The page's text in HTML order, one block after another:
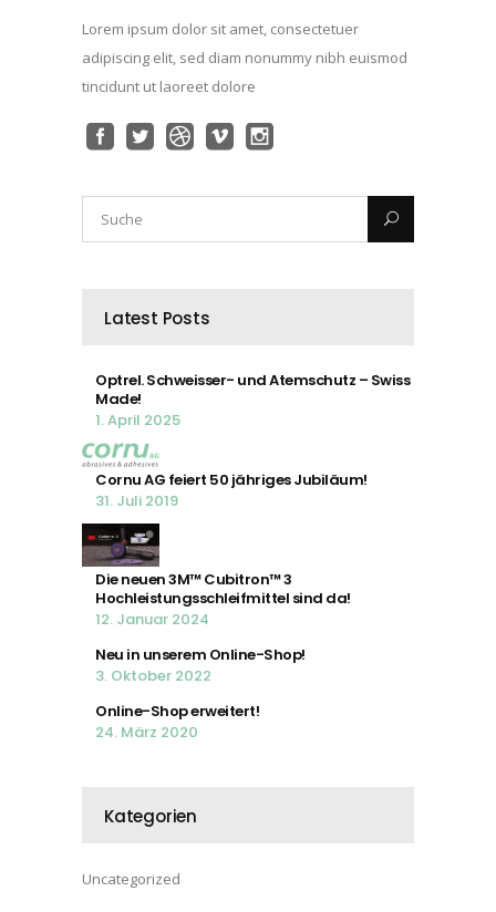
Lorem ipsum dolor sit amet, consectetuer
adipiscing elit, sed diam nonummy nibh euismod
tincidunt ut laoreet dolore
Latest Posts
Optrel. Schweisser- und Atemschutz – Swiss
Made!
1. April 2025
Cornu AG feiert 50 jähriges Jubiläum!
31. Juli 2019
Die neuen 3M™ Cubitron™ 3
Hochleistungsschleifmittel sind da!
12. Januar 2024
Neu in unserem Online-Shop!
3. Oktober 2022
Online-Shop erweitert!
24. März 2020
Kategorien
Uncategorized